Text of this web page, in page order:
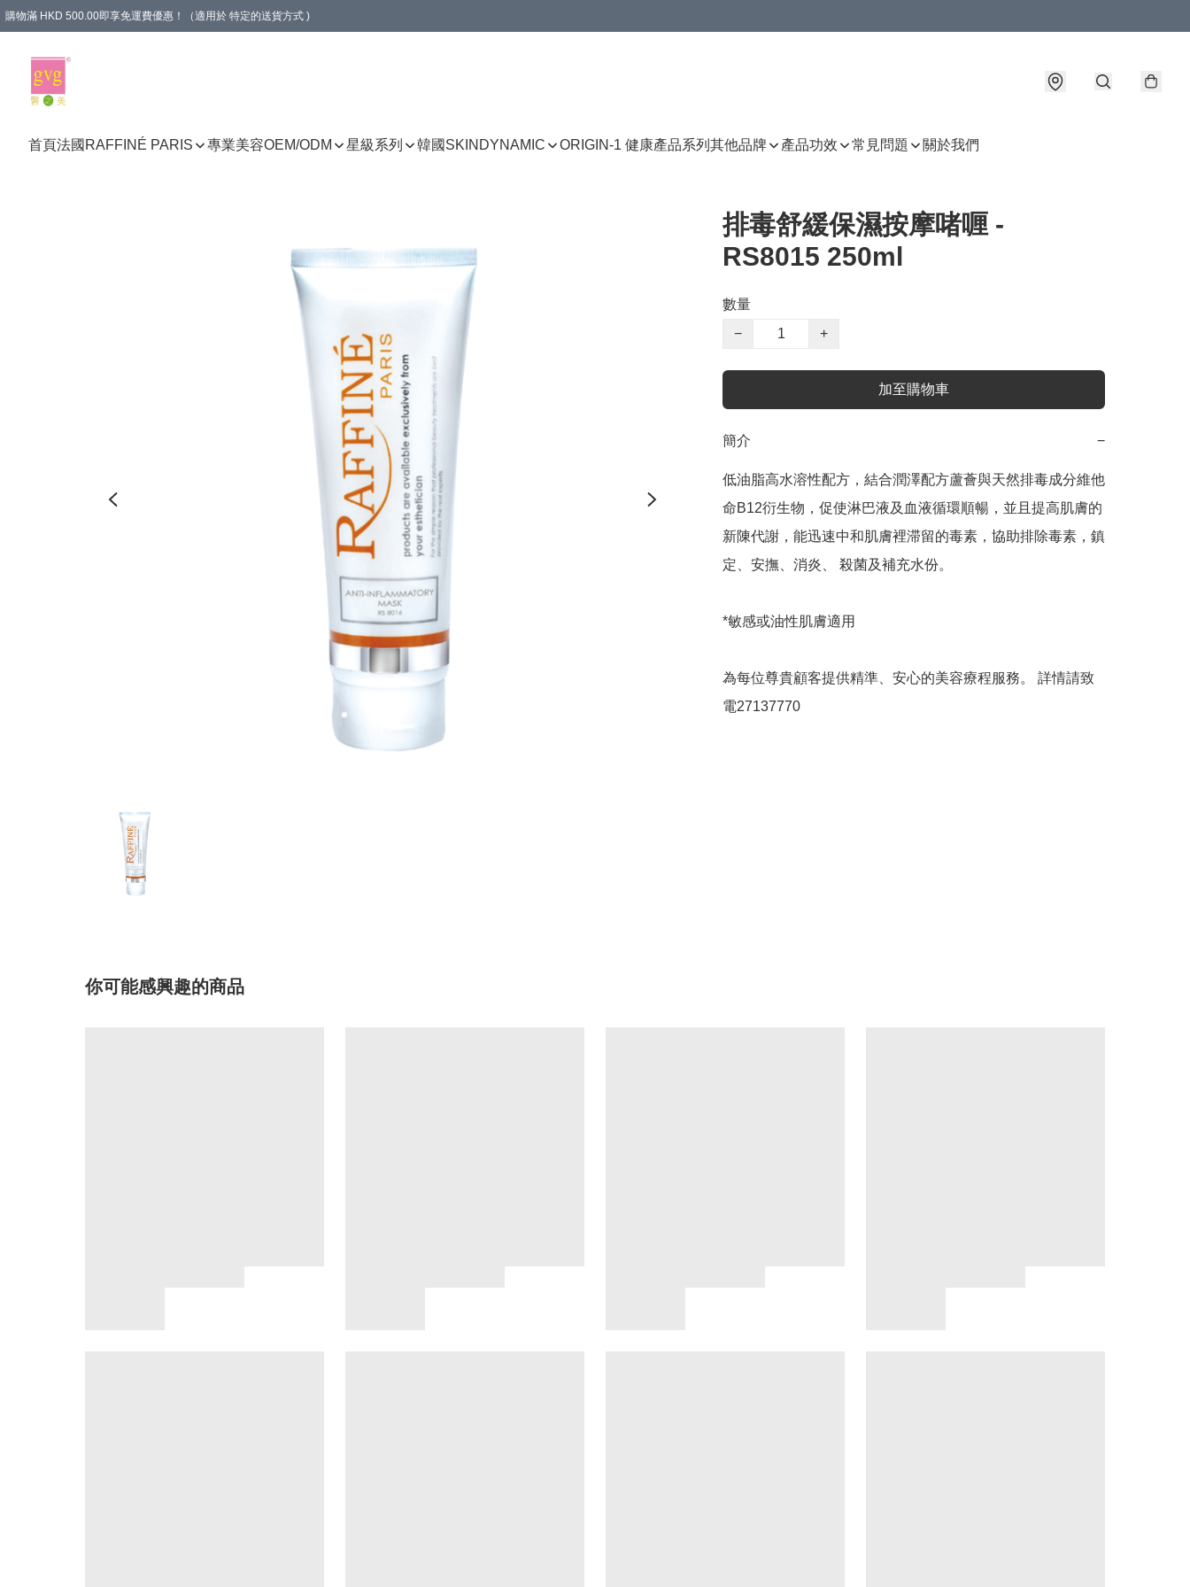
購物滿 HKD 500.00即享免運費優惠！（適用於 特定的送貨方式 )
首頁法國RAFFINÉ PARIS 專業美容OEM/ODM 星級系列 韓國SKINDYNAMIC ORIGIN-1 健康產品系列 其他品牌 產品功效 常見問題 關於我們
排毒舒緩保濕按摩啫喱 -
RS8015 250ml
數量
−
+
加至購物車
簡介 −
低油脂高水溶性配方，結合潤澤配方蘆薈與天然排毒成分維他
命B12衍生物，促使淋巴液及血液循環順暢，並且提高肌膚的
新陳代謝，能迅速中和肌膚裡滞留的毒素，協助排除毒素，鎮
定、安撫、消炎、 殺菌及補充水份。
*敏感或油性肌膚適用
為每位尊貴顧客提供精準、安心的美容療程服務。 詳情請致
電27137770
你可能感興趣的商品